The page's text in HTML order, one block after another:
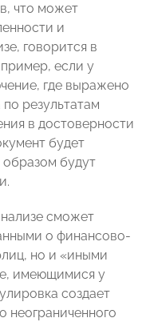
что может
и
говорится в
если у
где выражено
результатам
в достоверности
будет
образом будут
сможет
о финансово-
но и «иными
имеющимися у
создает
неограниченного